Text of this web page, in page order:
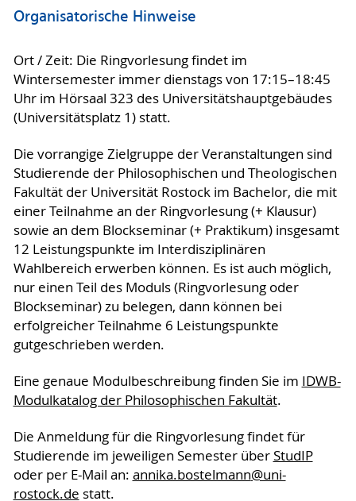
Organisatorische Hinweise
Ort / Zeit: Die Ringvorlesung findet im
Wintersemester immer dienstags von 17:15–18:45
Uhr im Hörsaal 323 des Universitätshauptgebäudes
(Universitätsplatz 1) statt.
Die vorrangige Zielgruppe der Veranstaltungen sind
Studierende der Philosophischen und Theologischen
Fakultät der Universität Rostock im Bachelor, die mit
einer Teilnahme an der Ringvorlesung (+ Klausur)
sowie an dem Blockseminar (+ Praktikum) insgesamt
12 Leistungspunkte im Interdisziplinären
Wahlbereich erwerben können. Es ist auch möglich,
nur einen Teil des Moduls (Ringvorlesung oder
Blockseminar) zu belegen, dann können bei
erfolgreicher Teilnahme 6 Leistungspunkte
gutgeschrieben werden.
Eine genaue Modulbeschreibung finden Sie im IDWB-
Modulkatalog der Philosophischen Fakultät.
Die Anmeldung für die Ringvorlesung findet für
Studierende im jeweiligen Semester über StudIP
oder per E-Mail an: annika.bostelmann@uni-
rostock.de statt.